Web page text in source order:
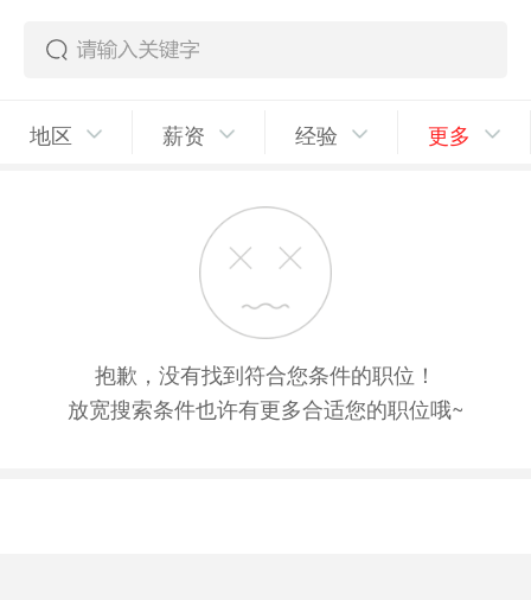
地区 薪资 经验 更多
抱歉，没有找到符合您条件的职位！
放宽搜索条件也许有更多合适您的职位哦~